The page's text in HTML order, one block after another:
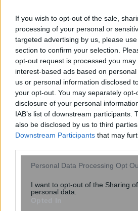
If you wish to opt-out of the sale,
processing of your personal or
targeted advertising by us, please
section to confirm your selection.
opt-out request is processed you may
interest-based ads based on
us or personal information disclosed
your opt-out. You may separately
disclosure of your personal
IAB’s list of downstream participants.
also be disclosed by us to third
Downstream Participants that may
Please note that this website/app
not limited to your visit or usage
grant or deny consent to Google and
Personal Data Processing Opt
I want to opt-out of the Sharing
personal data.
Πλούτωνας: Η
από τον Ήλιο